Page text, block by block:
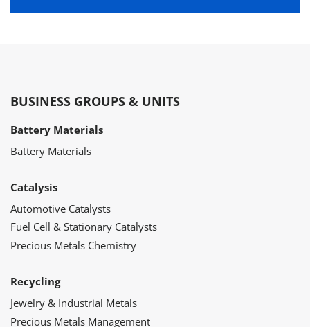
BUSINESS GROUPS & UNITS
Battery Materials
Battery Materials
Catalysis
Automotive Catalysts
Fuel Cell & Stationary Catalysts
Precious Metals Chemistry
Recycling
Jewelry & Industrial Metals
Precious Metals Management